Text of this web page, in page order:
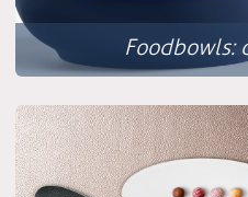
Foodbowls: